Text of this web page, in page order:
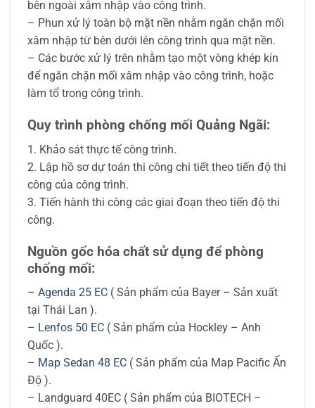
bên ngoài xâm nhập vào công trình.
– Phun xử lý toàn bộ mặt nền nhằm ngăn chặn mối
xâm nhập từ bên dưới lên công trình qua mặt nền.
– Các bước xử lý trên nhằm tạo một vòng khép kín
để ngăn chặn mối xâm nhập vào công trình, hoặc
làm tổ trong công trình.
Quy trình phòng chống mối Quảng Ngãi:
1. Khảo sát thực tế công trình.
2. Lập hồ sơ dự toán thi công chi tiết theo tiến độ thi
công của công trình.
3. Tiến hành thi công các giai đoạn theo tiến độ thi
công.
Nguồn gốc hóa chất sử dụng để phòng
chống mối:
– Agenda 25 EC ( Sản phẩm của Bayer – Sản xuất
tại Thái Lan ).
– Lenfos 50 EC ( Sản phẩm của Hockley – Anh
Quốc ).
– Map Sedan 48 EC ( Sản phẩm của Map Pacific Ấn
Độ ).
– Landguard 40EC ( Sản phẩm của BIOTECH –